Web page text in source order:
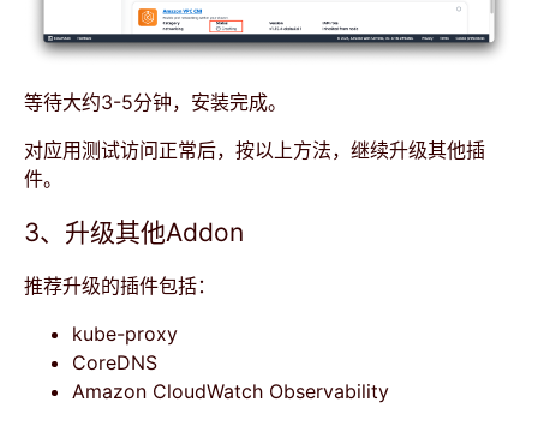
等待大约3-5分钟，安装完成。
对应用测试访问正常后，按以上方法，继续升级其他插
件。
3、升级其他Addon
推荐升级的插件包括：
kube-proxy
CoreDNS
Amazon CloudWatch Observability